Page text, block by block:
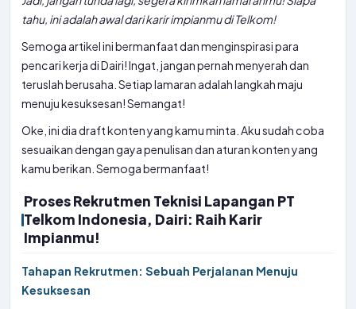
tahu, ini adalah awal dari karir impianmu di Telkom!
Semoga artikel ini bermanfaat dan menginspirasi para
pencari kerja di Dairi! Ingat, jangan pernah menyerah dan
teruslah berusaha. Setiap lamaran adalah langkah maju
menuju kesuksesan! Semangat!
Oke, ini dia draft konten yang kamu minta. Aku sudah coba
sesuaikan dengan gaya penulisan dan aturan konten yang
kamu berikan. Semoga bermanfaat!
Proses Rekrutmen Teknisi Lapangan PT
Telkom Indonesia, Dairi: Raih Karir
Impianmu!
Tahapan Rekrutmen: Sebuah Perjalanan Menuju
Kesuksesan